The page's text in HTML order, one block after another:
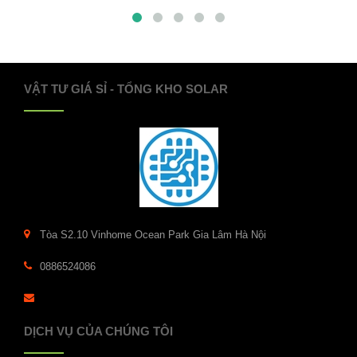
VẬT TƯ GIÁ SỈ - TỔNG KHO SOLAR
Tòa S2.10 Vinhome Ocean Park Gia Lâm Hà Nội
0886524086
DỊCH VỤ CỦA CHÚNG TÔI